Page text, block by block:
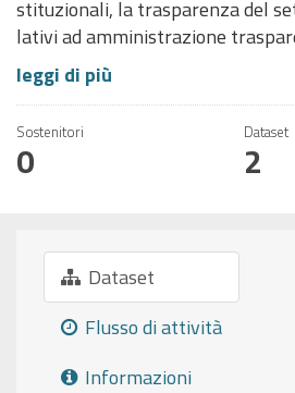
stituzionali, la trasparenza del
lativi ad amministrazione
leggi di più
Sostenitori
0
Dataset
2
Dataset
Flusso di attività
Informazioni